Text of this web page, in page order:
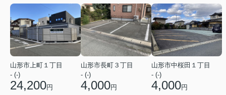
山形市上町１丁目
- (-)
24,200円
山形市長町３丁目
- (-)
4,000円
山形市中桜田１丁目
- (-)
4,000円